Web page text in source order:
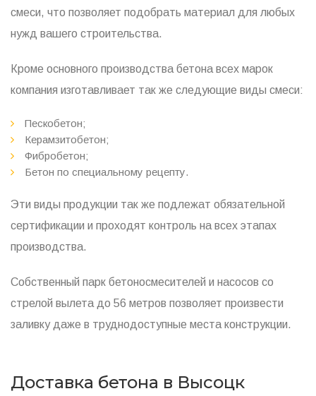
смеси, что позволяет подобрать материал для любых
нужд вашего строительства.
Кроме основного производства бетона всех марок
компания изготавливает так же следующие виды смеси:
Пескобетон;
Керамзитобетон;
Фибробетон;
Бетон по специальному рецепту.
Эти виды продукции так же подлежат обязательной
сертификации и проходят контроль на всех этапах
производства.
Собственный парк бетоносмесителей и насосов со
стрелой вылета до 56 метров позволяет произвести
заливку даже в труднодоступные места конструкции.
Доставка бетона в Высоцк